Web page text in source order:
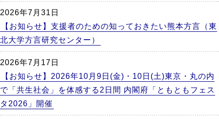
2026年7月31日
【お知らせ】支援者のための知っておきたい熊本方言（東
北大学方言研究センター）
2026年7月17日
【お知らせ】2026年10月9日(金)・10日(土)東京・丸の内
で「共生社会」を体感する2日間 内閣府「ともともフェス
タ2026」開催